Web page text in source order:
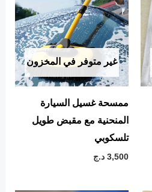
غير متوفر في المخزون
ممسحة غسيل السيارة
المنحنية مع مقبض طويل
تلسكوبي
3,500 د.ج